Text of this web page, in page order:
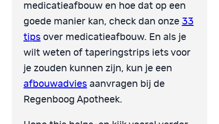
medicatieafbouw en hoe dat op een
goede manier kan, check dan onze 33
tips over medicatieafbouw. En als je
wilt weten of taperingstrips iets voor
je zouden kunnen zijn, kun je een
afbouwadvies aanvragen bij de
Regenboog Apotheek.